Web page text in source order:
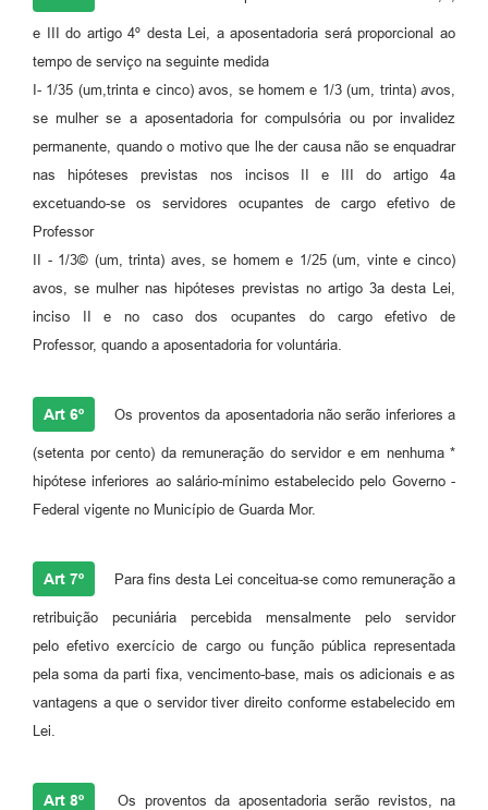
e III do artigo 4º desta Lei, a aposentadoria será proporcional ao
tempo de serviço na seguinte medida
I- 1/35 (um,trinta e cinco) avos, se homem e 1/3 (um, trinta) avos,
se mulher se a aposentadoria for compulsória ou por invalidez
permanente, quando o motivo que lhe der causa não se enquadrar
nas hipóteses previstas nos incisos II e III do artigo 4a
excetuando-se os servidores ocupantes de cargo efetivo de
Professor
II - 1/3© (um, trinta) aves, se homem e 1/25 (um, vinte e cinco)
avos, se mulher nas hipóteses previstas no artigo 3a desta Lei,
inciso II e no caso dos ocupantes do cargo efetivo de
Professor, quando a aposentadoria for voluntária.
Art 6º Os proventos da aposentadoria não serão inferiores a
(setenta por cento) da remuneração do servidor e em nenhuma *
hipótese inferiores ao salário-mínimo estabelecido pelo Governo -
Federal vigente no Município de Guarda Mor.
Art 7º Para fins desta Lei conceitua-se como remuneração a
retribuição pecuniária percebida mensalmente pelo servidor
pelo efetivo exercício de cargo ou função pública representada
pela soma da parti fixa, vencimento-base, mais os adicionais e as
vantagens a que o servidor tiver direito conforme estabelecido em
Lei.
Art 8º Os proventos da aposentadoria serão revistos, na